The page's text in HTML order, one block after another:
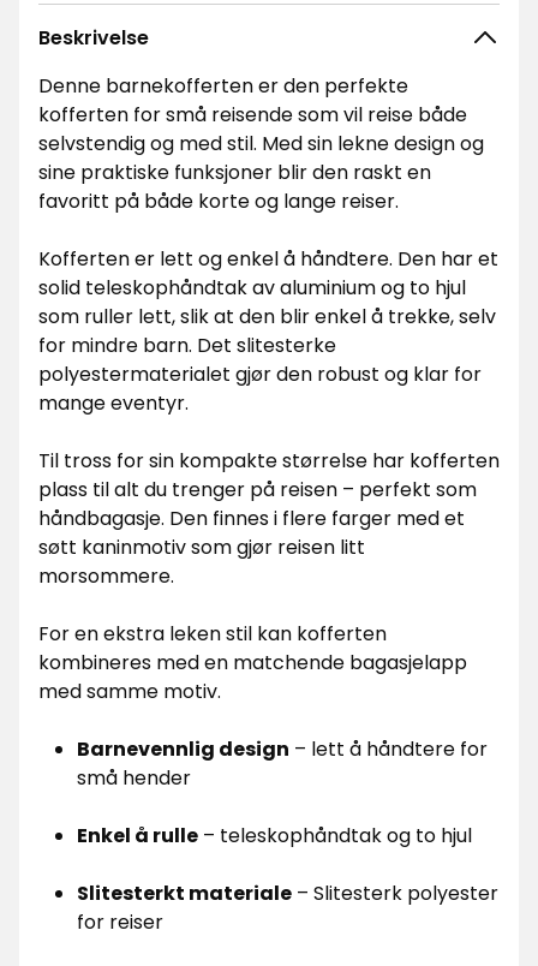
Beskrivelse
Denne barnekofferten er den perfekte
kofferten for små reisende som vil reise både
selvstendig og med stil. Med sin lekne design og
sine praktiske funksjoner blir den raskt en
favoritt på både korte og lange reiser.
Kofferten er lett og enkel å håndtere. Den har et
solid teleskophåndtak av aluminium og to hjul
som ruller lett, slik at den blir enkel å trekke, selv
for mindre barn. Det slitesterke
polyestermaterialet gjør den robust og klar for
mange eventyr.
Til tross for sin kompakte størrelse har kofferten
plass til alt du trenger på reisen – perfekt som
håndbagasje. Den finnes i flere farger med et
søtt kaninmotiv som gjør reisen litt
morsommere.
For en ekstra leken stil kan kofferten
kombineres med en matchende bagasjelapp
med samme motiv.
Barnevennlig design – lett å håndtere for
små hender
Enkel å rulle – teleskophåndtak og to hjul
Slitesterkt materiale – Slitesterk polyester
for reiser